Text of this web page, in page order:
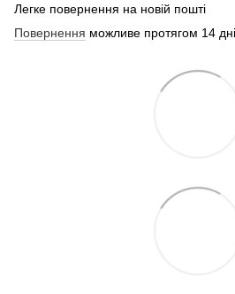
Легке повернення на новій пошті
Повернення можливе протягом 14